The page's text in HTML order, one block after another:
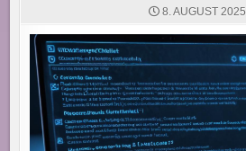
8. AUGUST 2025